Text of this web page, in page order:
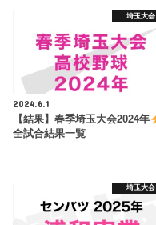
埼玉大会
2024.6.1
【結果】春季埼玉大会2024年
全試合結果一覧
埼玉大会